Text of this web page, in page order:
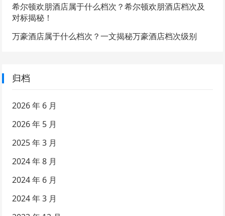
希尔顿欢朋酒店属于什么档次？希尔顿欢朋酒店档次及
对标揭秘！
万豪酒店属于什么档次？一文揭秘万豪酒店档次级别
归档
2026 年 6 月
2026 年 5 月
2025 年 3 月
2024 年 8 月
2024 年 6 月
2024 年 3 月